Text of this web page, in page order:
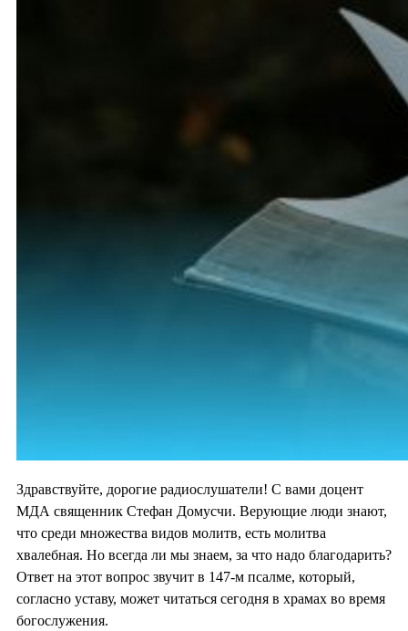
Здравствуйте, дорогие радиослушатели! С вами доцент
МДА священник Стефан Домусчи. Верующие люди знают,
что среди множества видов молитв, есть молитва
хвалебная. Но всегда ли мы знаем, за что надо благодарить?
Ответ на этот вопрос звучит в 147-м псалме, который,
согласно уставу, может читаться сегодня в храмах во время
богослужения.